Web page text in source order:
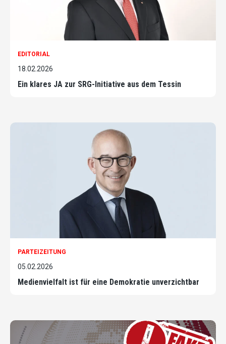
EDITORIAL
18.02.2026
Ein klares JA zur SRG-Initiative aus dem Tessin
PARTEIZEITUNG
05.02.2026
Medienvielfalt ist für eine Demokratie unverzichtbar